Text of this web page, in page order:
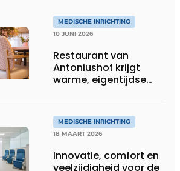
MEDISCHE INRICHTING
10 JUNI 2026
Restaurant van
Antoniushof krijgt
warme, eigentijdse
MEDISCHE INRICHTING
18 MAART 2026
Innovatie, comfort en
veelzijdigheid voor de